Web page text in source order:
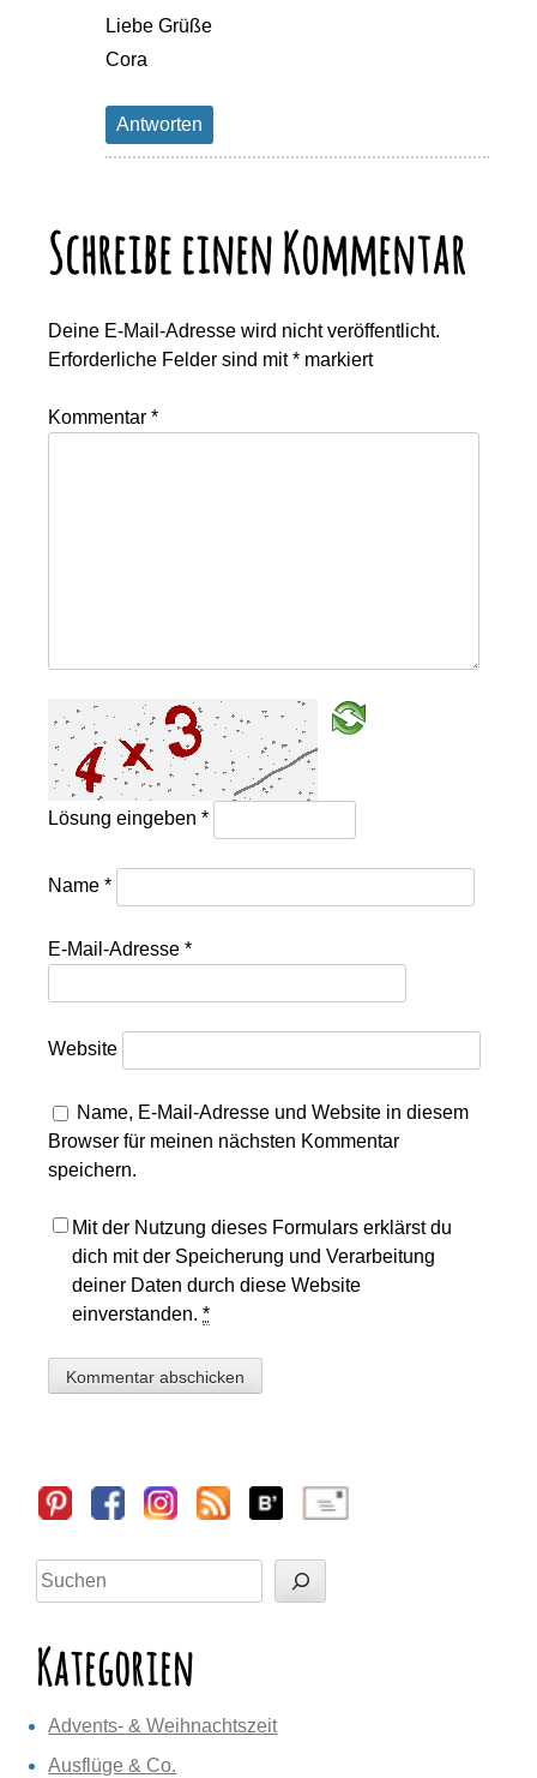
Liebe Grüße
Cora
Antworten
Schreibe einen Kommentar
Deine E-Mail-Adresse wird nicht veröffentlicht.
Erforderliche Felder sind mit* markiert
Kommentar*
Lösung eingeben*
Name*
E-Mail-Adresse*
Website
Name, E-Mail-Adresse und Website in diesem
Browser für meinen nächsten Kommentar
speichern.
Mit der Nutzung dieses Formulars erklärst du
dich mit der Speicherung und Verarbeitung
deiner Daten durch diese Website
einverstanden.*
Sidebar
Suchen
Kategorien
Advents- & Weihnachtszeit
Ausflüge & Co.